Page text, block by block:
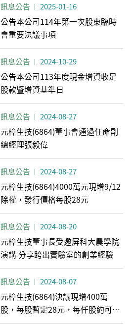
訊息公告 2025-01-16
公告本公司114年第一次股東臨時
會重要決議事項
訊息公告 2024-10-29
公告本公司113年度現金增資收足
股款暨增資基準日
訊息公告 2024-08-27
元樟生技(6864)董事會通過任命副
總經理張毅偉
訊息公告 2024-08-27
元樟生技(6864)4000萬元現增9/12
除權，發行價格每股28元
訊息公告 2024-08-20
元樟生技董事長受邀屏科大農學院
演講 分享跨出實驗室的創業經驗
訊息公告 2024-08-07
元樟生技(6864)決議現增400萬
股，每股暫定28元，每仟股約可認
119.95股